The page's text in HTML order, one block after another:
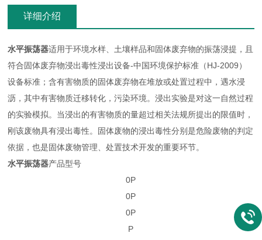
详细介绍
水平振荡器适用于环境水样、土壤样品和固体废弃物的振荡浸提，且
符合固体废弃物浸出毒性浸出设备-中国环境保护标准（HJ-2009）
设备标准；含有害物质的固体废弃物在堆放或处置过程中，遇水浸
沥，其中有害物质迁移转化，污染环境。浸出实验是对这一自然过程
的实验模拟。当浸出的有害物质的量超过相关法规所提出的限值时，
刚该废物具有浸出毒性。固体废物的浸出毒性分别是危险废物的判定
依据，也是固体废物管理、处置技术开发的重要环节。
水平振荡器产品型号
0P
0P
0P
P